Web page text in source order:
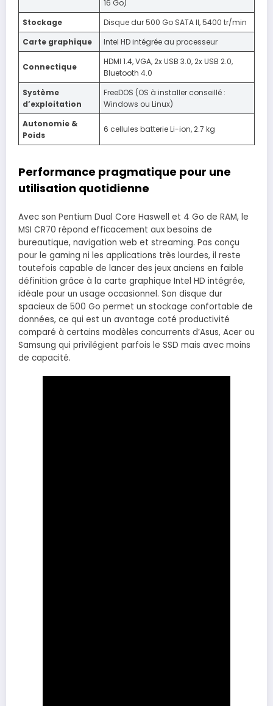
16 Go)
Stockage
Disque dur 500 Go SATA II, 5400 tr/min
Carte graphique
Intel HD intégrée au processeur
Connectique
HDMI 1.4, VGA, 2x USB 3.0, 2x USB 2.0,
Bluetooth 4.0
Système
d’exploitation
FreeDOS (OS à installer conseillé :
Windows ou Linux)
Autonomie &
Poids
6 cellules batterie Li-ion, 2.7 kg
Performance pragmatique pour une
utilisation quotidienne
Avec son Pentium Dual Core Haswell et 4 Go de RAM, le
MSI CR70 répond efficacement aux besoins de
bureautique, navigation web et streaming. Pas conçu
pour le gaming ni les applications très lourdes, il reste
toutefois capable de lancer des jeux anciens en faible
définition grâce à la carte graphique Intel HD intégrée,
idéale pour un usage occasionnel. Son disque dur
spacieux de 500 Go permet un stockage confortable de
données, ce qui est un avantage coté productivité
comparé à certains modèles concurrents d’Asus, Acer ou
Samsung qui privilégient parfois le SSD mais avec moins
de capacité.